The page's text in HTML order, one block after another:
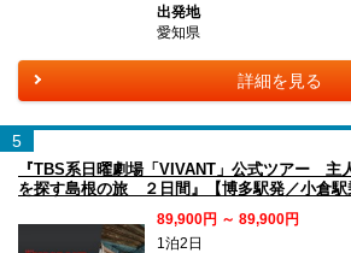
出発地
愛知県
詳細を見る
5
『TBS系日曜劇場「VIVANT」公式ツアー 主
を探す島根の旅 ２日間』【博多駅発／小倉駅
89,900円 ～ 89,900円
1泊2日